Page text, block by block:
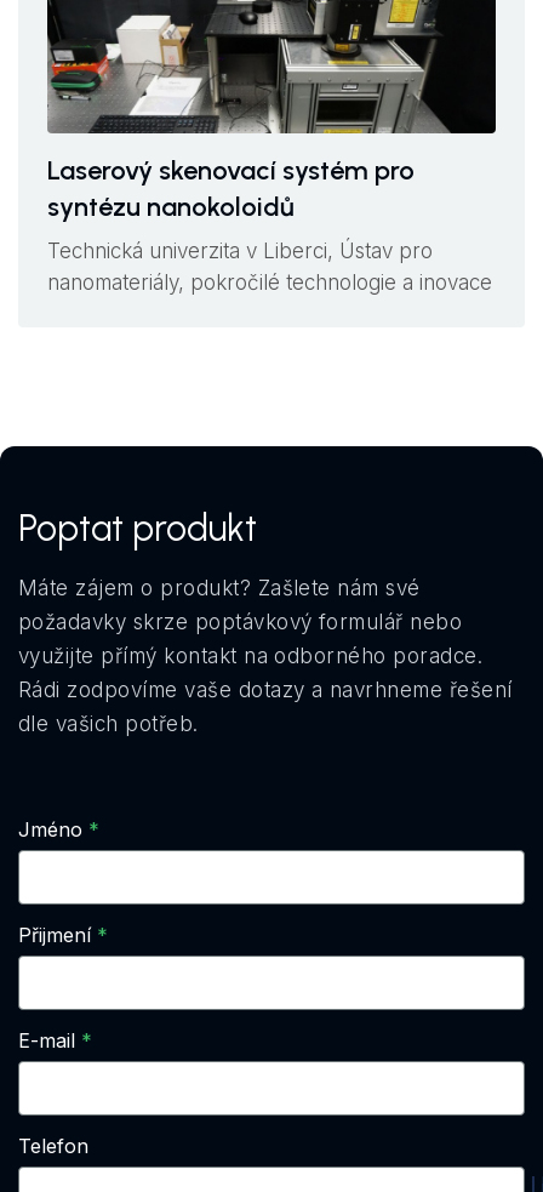
Laserový skenovací systém pro
syntézu nanokoloidů
Technická univerzita v Liberci, Ústav pro
nanomateriály, pokročilé technologie a inovace
Poptat produkt
Máte zájem o produkt? Zašlete nám své
požadavky skrze poptávkový formulář nebo
využijte přímý kontakt na odborného poradce.
Rádi zodpovíme vaše dotazy a navrhneme řešení
dle vašich potřeb.
Jméno
Přijmení
E-mail
Telefon